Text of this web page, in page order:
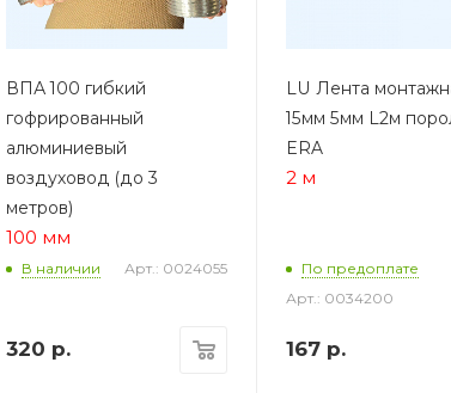
ВПА 100 гибкий
гофрированный
алюминиевый
воздуховод (до 3
метров)
100 мм
В наличии Арт.: 0024055
320 р.
LU Лента
15мм 5мм L2м
ERA
2 м
По предоплате
Арт.: 0034200
167 р.